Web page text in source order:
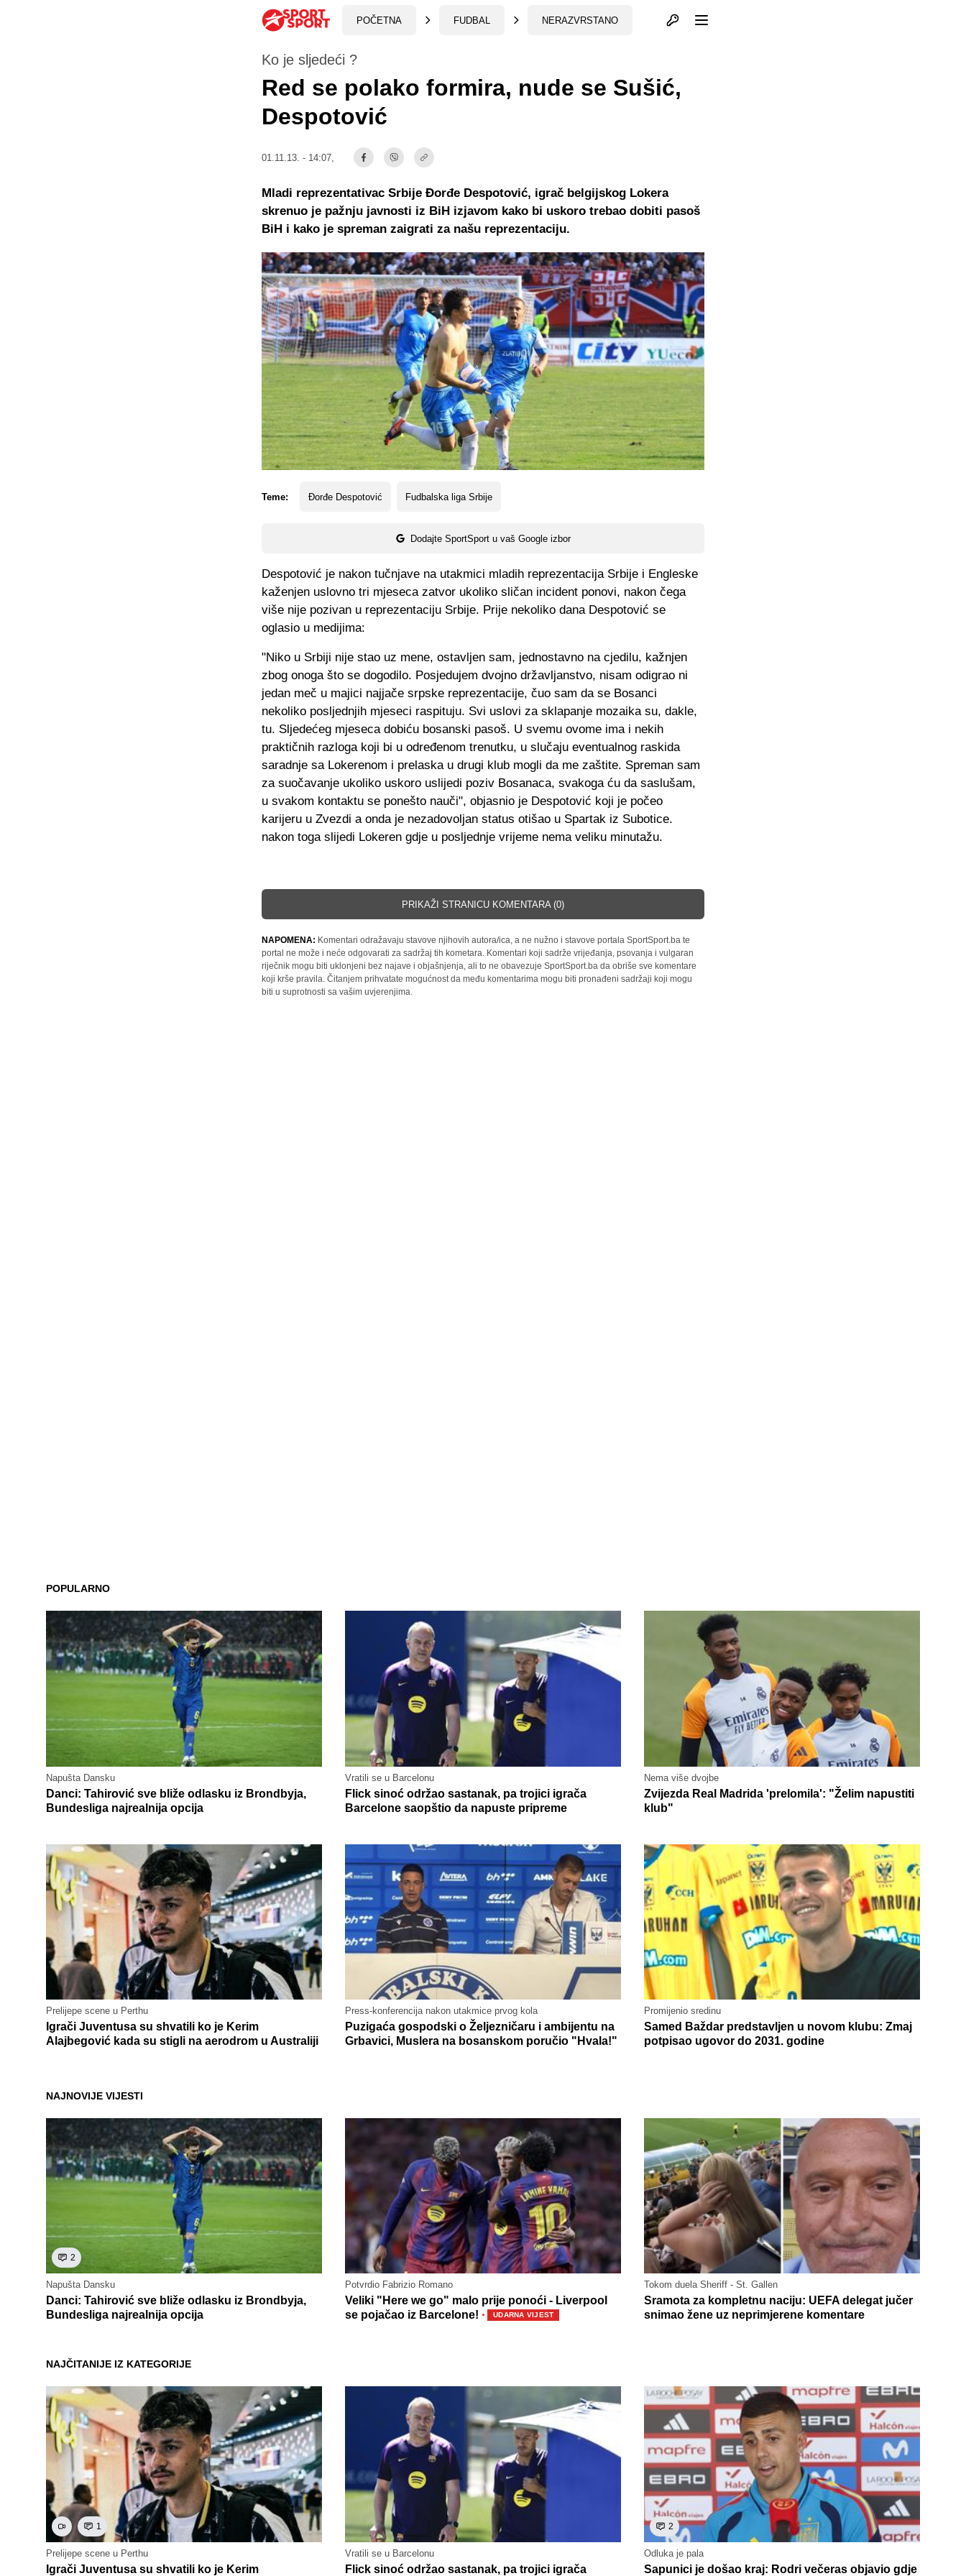
POČETNA FUDBAL NERAZVRSTANO Otvori profil
Ko je sljedeći ?
Red se polako formira, nude se Sušić,
Despotović
01.11.13. - 14:07,
Teme: Đorđe Despotović Fudbalska liga Srbije
Dodajte SportSport u vaš Google izbor
Mladi reprezentativac Srbije Đorđe Despotović, igrač belgijskog Lokera
skrenuo je pažnju javnosti iz BiH izjavom kako bi uskoro trebao dobiti pasoš
BiH i kako je spreman zaigrati za našu reprezentaciju.
Despotović je nakon tučnjave na utakmici mladih reprezentacija Srbije i Engleske
kaženjen uslovno tri mjeseca zatvor ukoliko sličan incident ponovi, nakon čega
više nije pozivan u reprezentaciju Srbije. Prije nekoliko dana Despotović se
oglasio u medijima:
"Niko u Srbiji nije stao uz mene, ostavljen sam, jednostavno na cjedilu, kažnjen
zbog onoga što se dogodilo. Posjedujem dvojno državljanstvo, nisam odigrao ni
jedan meč u majici najjače srpske reprezentacije, čuo sam da se Bosanci
nekoliko posljednjih mjeseci raspituju. Svi uslovi za sklapanje mozaika su, dakle,
tu. Sljedećeg mjeseca dobiću bosanski pasoš. U svemu ovome ima i nekih
praktičnih razloga koji bi u određenom trenutku, u slučaju eventualnog raskida
saradnje sa Lokerenom i prelaska u drugi klub mogli da me zaštite. Spreman sam
za suočavanje ukoliko uskoro uslijedi poziv Bosanaca, svakoga ću da saslušam,
u svakom kontaktu se ponešto nauči", objasnio je Despotović koji je počeo
karijeru u Zvezdi a onda je nezadovoljan status otišao u Spartak iz Subotice.
nakon toga slijedi Lokeren gdje u posljednje vrijeme nema veliku minutažu.
PRIKAŽI STRANICU KOMENTARA (0)
NAPOMENA: Komentari odražavaju stavove njihovih autora/ica, a ne nužno i stavove portala SportSport.ba te
portal ne može i neće odgovarati za sadržaj tih kometara. Komentari koji sadrže vrijeđanja, psovanja i vulgaran
riječnik mogu biti uklonjeni bez najave i objašnjenja, ali to ne obavezuje SportSport.ba da obriše sve komentare
koji krše pravila. Čitanjem prihvatate mogućnost da među komentarima mogu biti pronađeni sadržaji koji mogu
biti u suprotnosti sa vašim uvjerenjima.
POPULARNO
Napušta Dansku
Danci: Tahirović sve bliže odlasku iz Brondbyja,
Bundesliga najrealnija opcija
Vratili se u Barcelonu
Flick sinoć održao sastanak, pa trojici igrača
Barcelone saopštio da napuste pripreme
Nema više dvojbe
Zvijezda Real Madrida 'prelomila': "Želim napustiti
klub"
Prelijepe scene u Perthu
Igrači Juventusa su shvatili ko je Kerim
Alajbegović kada su stigli na aerodrom u Australiji
Press-konferencija nakon utakmice prvog kola
Puzigaća gospodski o Željezničaru i ambijentu na
Grbavici, Muslera na bosanskom poručio "Hvala!"
Promijenio sredinu
Samed Baždar predstavljen u novom klubu: Zmaj
potpisao ugovor do 2031. godine
NAJNOVIJE VIJESTI
2
Napušta Dansku
Danci: Tahirović sve bliže odlasku iz Brondbyja,
Bundesliga najrealnija opcija
Potvrdio Fabrizio Romano
Veliki "Here we go" malo prije ponoći - Liverpool
se pojačao iz Barcelone! · UDARNA VIJEST
Tokom duela Sheriff - St. Gallen
Sramota za kompletnu naciju: UEFA delegat jučer
snimao žene uz neprimjerene komentare
NAJČITANIJE IZ KATEGORIJE
1
Prelijepe scene u Perthu
Igrači Juventusa su shvatili ko je Kerim
Vratili se u Barcelonu
Flick sinoć održao sastanak, pa trojici igrača
2
Odluka je pala
Sapunici je došao kraj: Rodri večeras objavio gdje